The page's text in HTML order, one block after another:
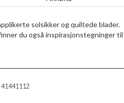
solsikker og quiltede blader.
du også inspirasjonstegninger
41441112